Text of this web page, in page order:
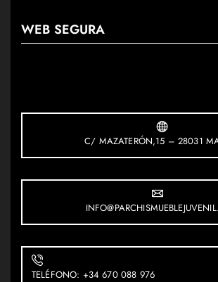
WEB SEGURA
C/ MAZATERÓN,15 – 28031
TELÉFONO: +34 670 088 976